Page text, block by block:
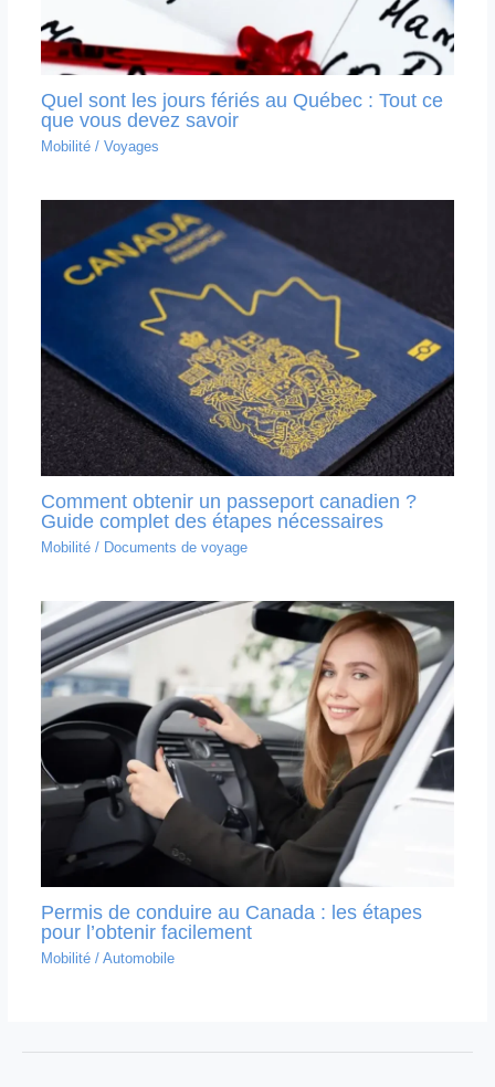
Quel sont les jours fériés au Québec : Tout ce
que vous devez savoir
Mobilité/ Voyages
Comment obtenir un passeport canadien ?
Guide complet des étapes nécessaires
Mobilité/ Documents de voyage
Permis de conduire au Canada : les étapes
pour l’obtenir facilement
Mobilité/ Automobile